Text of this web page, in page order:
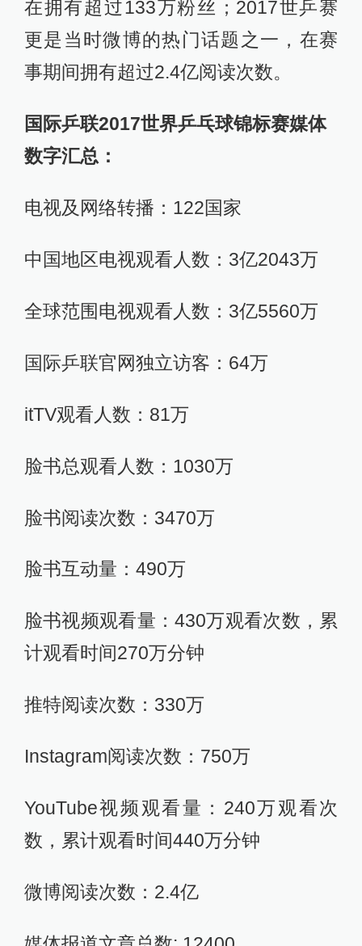
在拥有超过133万粉丝；2017世乒赛
更是当时微博的热门话题之一，在赛
事期间拥有超过2.4亿阅读次数。
国际乒联2017世界乒乓球锦标赛媒体
数字汇总：
电视及网络转播：122国家
中国地区电视观看人数：3亿2043万
全球范围电视观看人数：3亿5560万
国际乒联官网独立访客：64万
itTV观看人数：81万
脸书总观看人数：1030万
脸书阅读次数：3470万
脸书互动量：490万
脸书视频观看量：430万观看次数，累
计观看时间270万分钟
推特阅读次数：330万
Instagram阅读次数：750万
YouTube视频观看量：240万观看次
数，累计观看时间440万分钟
微博阅读次数：2.4亿